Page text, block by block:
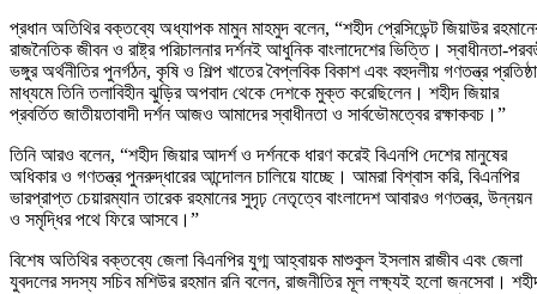
প্রধান অতিথির বক্তব্যে অধ্যাপক মামুন মাহমুদ বলেন, “শহীদ প্রেসিডেন্ট জিয়াউর
রাজনৈতিক জীবন ও রাষ্ট্র পরিচালনার দর্শনই আধুনিক বাংলাদেশের ভিত্তি। স্বাধীনতা-
ভঙ্গুর অর্থনীতির পুনর্গঠন, কৃষি ও শিল্প খাতের বৈপ্লবিক বিকাশ এবং বহুদলীয় গণতন্ত্র
মাধ্যমে তিনি তলাবিহীন ঝুড়ির অপবাদ থেকে দেশকে মুক্ত করেছিলেন। শহীদ জিয়ার
প্রবর্তিত জাতীয়তাবাদী দর্শন আজও আমাদের স্বাধীনতা ও সার্বভৌমত্বের রক্ষাকবচ।”
তিনি আরও বলেন, “শহীদ জিয়ার আদর্শ ও দর্শনকে ধারণ করেই বিএনপি দেশের মানুষের
অধিকার ও গণতন্ত্র পুনরুদ্ধারের আন্দোলন চালিয়ে যাচ্ছে। আমরা বিশ্বাস করি, বিএনপির
ভারপ্রাপ্ত চেয়ারম্যান তারেক রহমানের সুদৃঢ় নেতৃত্বে বাংলাদেশ আবারও গণতন্ত্র, উন্নয়ন
ও সমৃদ্ধির পথে ফিরে আসবে।”
বিশেষ অতিথির বক্তব্যে জেলা বিএনপির যুগ্ম আহ্বায়ক মাশুকুল ইসলাম রাজীব এবং জেলা
যুবদলের সদস্য সচিব মশিউর রহমান রনি বলেন, রাজনীতির মূল লক্ষ্যই হলো জনসেবা।